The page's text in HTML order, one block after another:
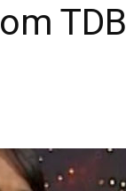
TDB